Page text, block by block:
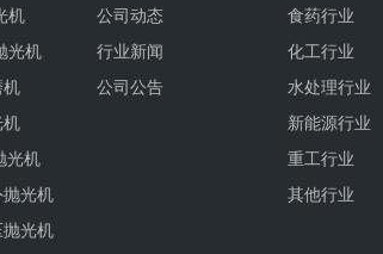
机
光机
光机
光机
光机
公司动态
行业新闻
公司公告
食药行业
化工行业
水处理行业
新能源行业
重工行业
其他行业